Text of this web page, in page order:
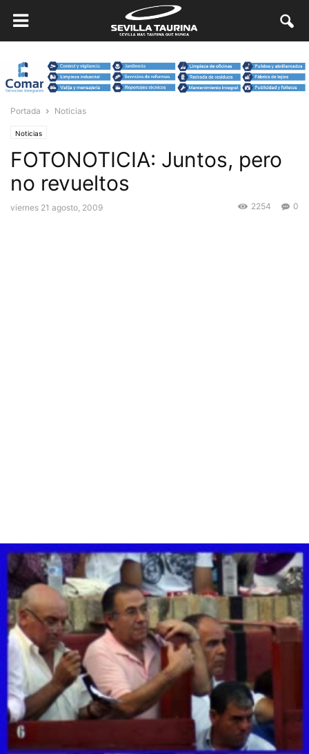
Portada Noticias
Noticias
FOTONOTICIA: Juntos, pero
no revueltos
viernes 21 agosto, 2009 0
2254